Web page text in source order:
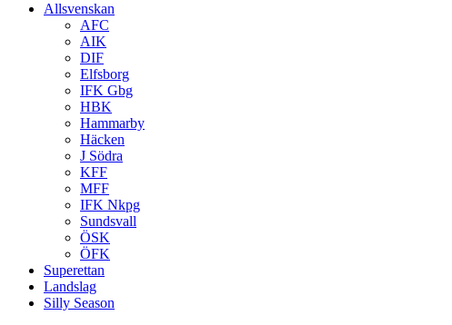
Allsvenskan
AFC
AIK
DIF
Elfsborg
IFK Gbg
HBK
Hammarby
Häcken
J Södra
KFF
MFF
IFK Nkpg
Sundsvall
ÖSK
ÖFK
Superettan
Landslag
Silly Season